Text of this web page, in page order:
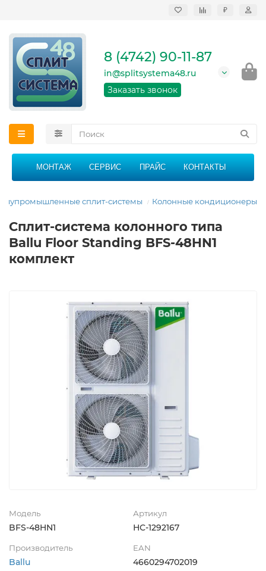
₽
кондиционеров в
области
График работы: 9:00 -
21:00 без перерыва и
8 (4742) 90-11-87
in@splitsystema48.ru
Заказать звонок
МОНТАЖ СЕРВИС ПРАЙС КОНТАКТЫ
сплит-системы Колонные кондиционеры
Сплит-система колонного типа
Ballu Floor Standing BFS-48HN1
комплект
Модель
BFS-48HN1
Артикул
НС-1292167
Производитель
Ballu
EAN
4660294702019